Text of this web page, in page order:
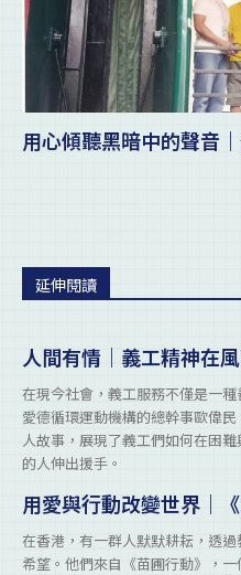
用心傾聽黑暗中的聲音
延伸閱讀
人間有情｜義工精神在
在現今社會，義工服務不僅是一
愛德循環運動機構的總幹事歐偉
人故事，展現了義工們如何在困
的人伸出援手。
用愛與行動改變世界｜《
在香港，有一群人默默耕耘，透
希望。他們來自《苗圃行動》，